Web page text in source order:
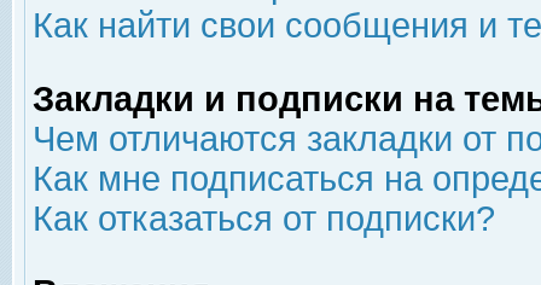
Как найти свои сообщения и
Закладки и подписки на
Чем отличаются закладки от
Как мне подписаться на
Как отказаться от подписки?